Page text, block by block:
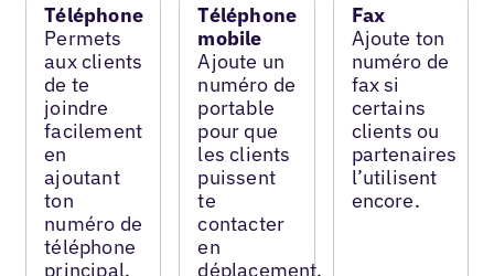
Téléphone
Permets
aux clients
de te
joindre
facilement
en
ajoutant
ton
numéro de
téléphone
principal.
Téléphone
mobile
Ajoute un
numéro de
portable
pour que
les clients
puissent
te
contacter
en
déplacement.
Fax
Ajoute ton
numéro de
fax si
certains
clients ou
partenaires
l’utilisent
encore.